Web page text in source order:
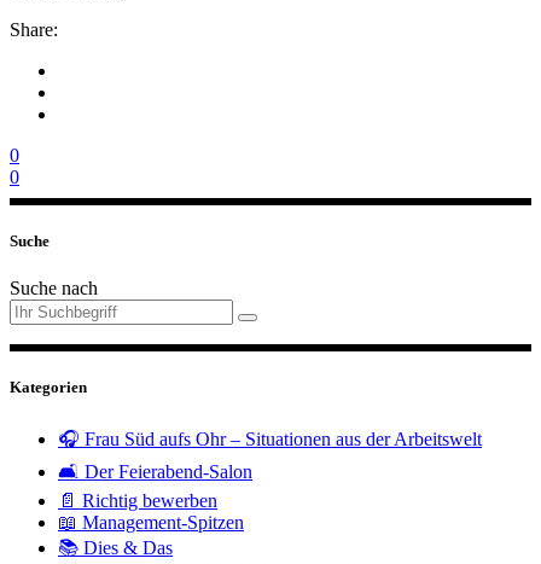
Share:
0
0
Suche
Suche nach
Kategorien
🎧 Frau Süd aufs Ohr – Situationen aus der Arbeitswelt
🛋️ Der Feierabend-Salon
📄 Richtig bewerben
📖 Management-Spitzen
📚 Dies & Das